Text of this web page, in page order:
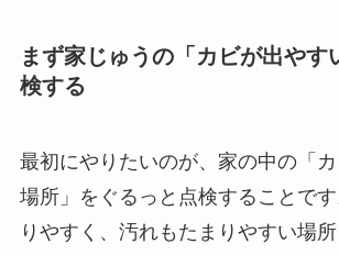
まず家じゅうの「カビが出やす
検する
最初にやりたいのが、家の中の「
場所」をぐるっと点検することで
りやすく、汚れもたまりやすい場